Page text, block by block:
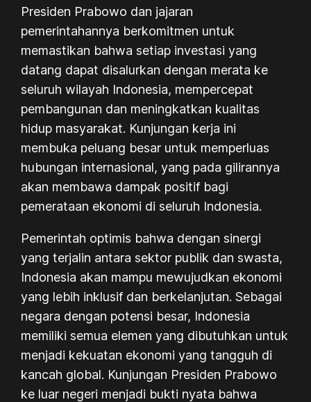
Presiden Prabowo dan jajaran
pemerintahannya berkomitmen untuk
memastikan bahwa setiap investasi yang
datang dapat disalurkan dengan merata ke
seluruh wilayah Indonesia, mempercepat
pembangunan dan meningkatkan kualitas
hidup masyarakat. Kunjungan kerja ini
membuka peluang besar untuk memperluas
hubungan internasional, yang pada gilirannya
akan membawa dampak positif bagi
pemerataan ekonomi di seluruh Indonesia.
Pemerintah optimis bahwa dengan sinergi
yang terjalin antara sektor publik dan swasta,
Indonesia akan mampu mewujudkan ekonomi
yang lebih inklusif dan berkelanjutan. Sebagai
negara dengan potensi besar, Indonesia
memiliki semua elemen yang dibutuhkan untuk
menjadi kekuatan ekonomi yang tangguh di
kancah global. Kunjungan Presiden Prabowo
ke luar negeri menjadi bukti nyata bahwa